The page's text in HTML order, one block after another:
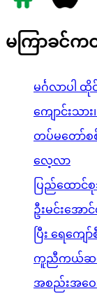
မကြာခင်က
မင်္ဂလာပါ ထို
ကျောင်းသား
တပ်မတော်စ
လေ့လာ
ပြည်ထောင်
ဦးမင်းအော
ပြီး ရေကျ
ကူညီကယ်ဆယ်
အစည်းအဝ